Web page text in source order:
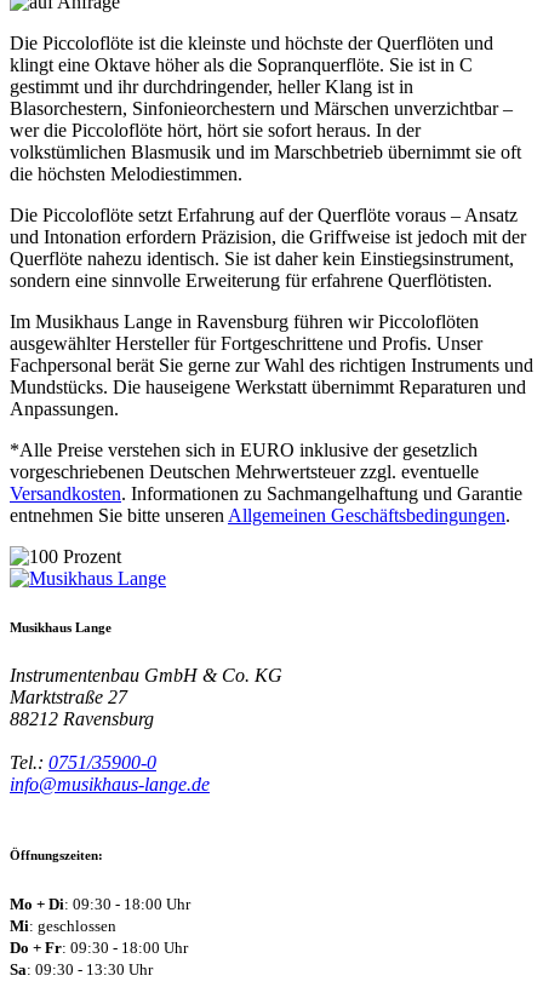
Die Piccoloflöte ist die kleinste und höchste der Querflöten und
klingt eine Oktave höher als die Sopranquerflöte. Sie ist in C
gestimmt und ihr durchdringender, heller Klang ist in
Blasorchestern, Sinfonieorchestern und Märschen unverzichtbar –
wer die Piccoloflöte hört, hört sie sofort heraus. In der
volkstümlichen Blasmusik und im Marschbetrieb übernimmt sie oft
die höchsten Melodiestimmen.
Die Piccoloflöte setzt Erfahrung auf der Querflöte voraus – Ansatz
und Intonation erfordern Präzision, die Griffweise ist jedoch mit der
Querflöte nahezu identisch. Sie ist daher kein Einstiegsinstrument,
sondern eine sinnvolle Erweiterung für erfahrene Querflötisten.
Im Musikhaus Lange in Ravensburg führen wir Piccoloflöten
ausgewählter Hersteller für Fortgeschrittene und Profis. Unser
Fachpersonal berät Sie gerne zur Wahl des richtigen Instruments und
Mundstücks. Die hauseigene Werkstatt übernimmt Reparaturen und
Anpassungen.
*Alle Preise verstehen sich in EURO inklusive der gesetzlich
vorgeschriebenen Deutschen Mehrwertsteuer zzgl. eventuelle
Versandkosten. Informationen zu Sachmangelhaftung und Garantie
entnehmen Sie bitte unserenAllgemeinen Geschäftsbedingungen.
Musikhaus Lange
Instrumentenbau GmbH & Co. KG
Marktstraße 27
88212 Ravensburg
Tel.: 0751/35900-0
info@musikhaus-lange.de
Öffnungszeiten:
Mo + Di: 09:30 - 18:00 Uhr
Mi: geschlossen
Do + Fr: 09:30 - 18:00 Uhr
Sa: 09:30 - 13:30 Uhr